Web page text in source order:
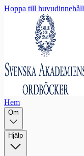
Hoppa till huvudinnehåll
Hem
Om
Hjälp